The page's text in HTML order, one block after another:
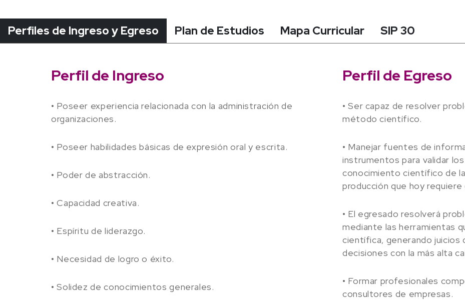
Perfiles de Ingreso y Egreso Plan de Estudios Mapa Curricular SIP 30
Perfil de Ingreso
• Poseer experiencia relacionada con la administración de
organizaciones.
• Poseer habilidades básicas de expresión oral y escrita.
• Poder de abstracción.
• Capacidad creativa.
• Espíritu de liderazgo.
• Necesidad de logro o éxito.
• Solidez de conocimientos generales.
Perfil de Egreso
• Ser capaz de resolver
método científico.
• Manejar fuentes de
instrumentos para validar
conocimiento científico de
producción que hoy requiere
• El egresado resolverá
mediante las herramientas
científica, generando juicios
decisiones con la más alta
• Formar profesionales
consultores de empresas.